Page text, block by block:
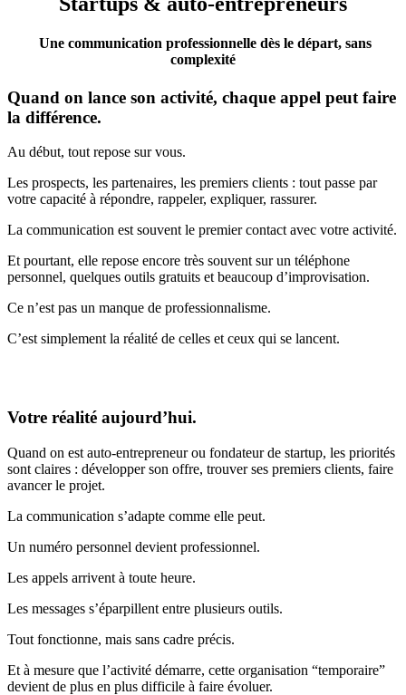
Une communication professionnelle dès le départ, sans
complexité
Quand on lance son activité, chaque appel peut faire
la différence.
Au début, tout repose sur vous.
Les prospects, les partenaires, les premiers clients : tout passe par
votre capacité à répondre, rappeler, expliquer, rassurer.
La communication est souvent le premier contact avec votre activité.
Et pourtant, elle repose encore très souvent sur un téléphone
personnel, quelques outils gratuits et beaucoup d’improvisation.
Ce n’est pas un manque de professionnalisme.
C’est simplement la réalité de celles et ceux qui se lancent.
Votre réalité aujourd’hui.
Quand on est auto-entrepreneur ou fondateur de startup, les priorités
sont claires : développer son offre, trouver ses premiers clients, faire
avancer le projet.
La communication s’adapte comme elle peut.
Un numéro personnel devient professionnel.
Les appels arrivent à toute heure.
Les messages s’éparpillent entre plusieurs outils.
Tout fonctionne, mais sans cadre précis.
Et à mesure que l’activité démarre, cette organisation “temporaire”
devient de plus en plus difficile à faire évoluer.